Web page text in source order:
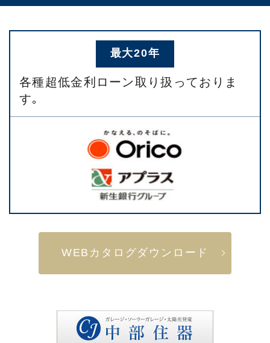
最大20年
各種超低金利ローン取り扱っておりま
す｡
WEBカタログダウンロード